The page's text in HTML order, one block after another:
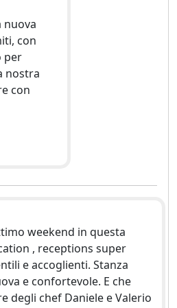
nuova
con
per
nostra
con
weekend in questa
, receptions super
e accoglienti. Stanza
e confortevole. E che
degli chef Daniele e Valerio